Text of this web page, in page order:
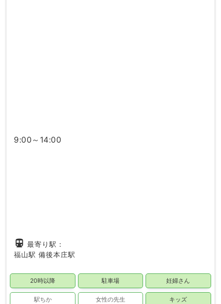
9:00～14:00
directions_subway 最寄り駅：
福山駅 備後本庄駅
20時以降 駐車場 妊婦さん
駅ちか 女性の先生 キッズ